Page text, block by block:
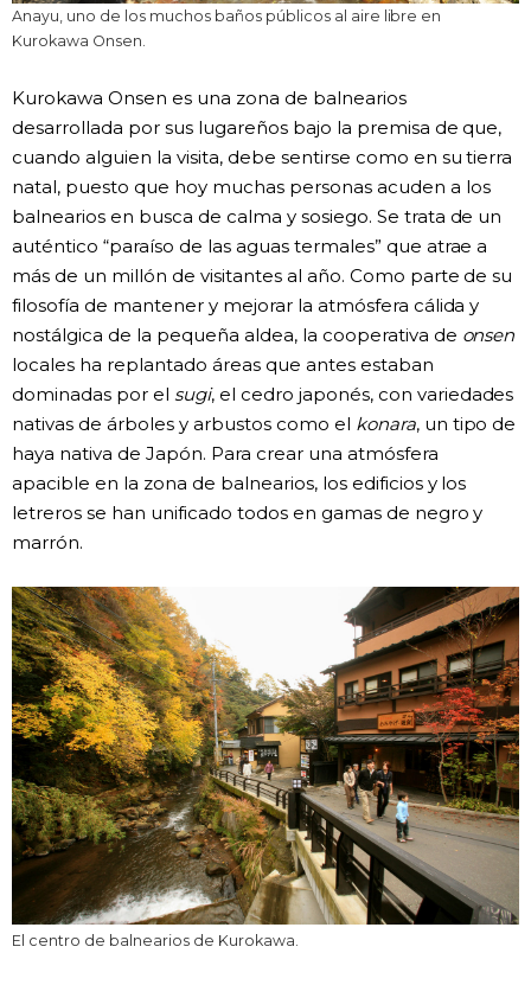
Anayu, uno de los muchos baños públicos al aire libre en
Kurokawa Onsen.
Kurokawa Onsen es una zona de balnearios
desarrollada por sus lugareños bajo la premisa de que,
cuando alguien la visita, debe sentirse como en su tierra
natal, puesto que hoy muchas personas acuden a los
balnearios en busca de calma y sosiego. Se trata de un
auténtico “paraíso de las aguas termales” que atrae a
más de un millón de visitantes al año. Como parte de su
filosofía de mantener y mejorar la atmósfera cálida y
nostálgica de la pequeña aldea, la cooperativa de onsen
locales ha replantado áreas que antes estaban
dominadas por el sugi, el cedro japonés, con variedades
nativas de árboles y arbustos como el konara, un tipo de
haya nativa de Japón. Para crear una atmósfera
apacible en la zona de balnearios, los edificios y los
letreros se han unificado todos en gamas de negro y
marrón.
El centro de balnearios de Kurokawa.